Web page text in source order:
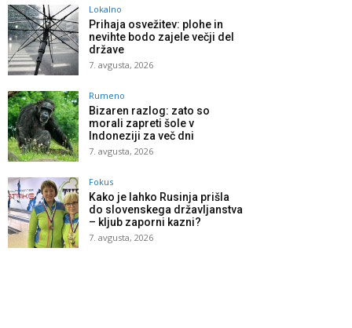
Lokalno
Prihaja osvežitev: plohe in
nevihte bodo zajele večji del
države
7. avgusta, 2026
Rumeno
Bizaren razlog: zato so
morali zapreti šole v
Indoneziji za več dni
7. avgusta, 2026
Fokus
Kako je lahko Rusinja prišla
do slovenskega državljanstva
– kljub zaporni kazni?
7. avgusta, 2026